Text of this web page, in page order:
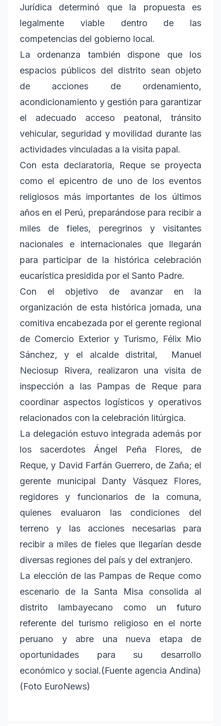
Jurídica determinó que la propuesta es
legalmente viable dentro de las
competencias del gobierno local.
La ordenanza también dispone que los
espacios públicos del distrito sean objeto
de acciones de ordenamiento,
acondicionamiento y gestión para garantizar
el adecuado acceso peatonal, tránsito
vehicular, seguridad y movilidad durante las
actividades vinculadas a la visita papal.
Con esta declaratoria, Reque se proyecta
como el epicentro de uno de los eventos
religiosos más importantes de los últimos
años en el Perú, preparándose para recibir a
miles de fieles, peregrinos y visitantes
nacionales e internacionales que llegarán
para participar de la histórica celebración
eucarística presidida por el Santo Padre.
Con el objetivo de avanzar en la
organización de esta histórica jornada, una
comitiva encabezada por el gerente regional
de Comercio Exterior y Turismo, Félix Mio
Sánchez, y el alcalde distrital,
Manuel
Neciosup Rivera, realizaron una visita de
inspección a las Pampas de Reque para
coordinar aspectos logísticos y operativos
relacionados con la celebración litúrgica.
La delegación estuvo integrada además por
los sacerdotes Ángel Peña Flores, de
Reque, y David Farfán Guerrero, de Zaña; el
gerente municipal Danty Vásquez Flores,
regidores y funcionarios de la comuna,
quienes evaluaron las condiciones del
terreno y las acciones necesarias para
recibir a miles de fieles que llegarían desde
diversas regiones del país y del extranjero.
La elección de las Pampas de Reque como
escenario de la Santa Misa consolida al
distrito lambayecano como un futuro
referente del turismo religioso en el norte
peruano y abre una nueva etapa de
oportunidades para su desarrollo
económico y social.(Fuente agencia Andina)
(Foto EuroNews)